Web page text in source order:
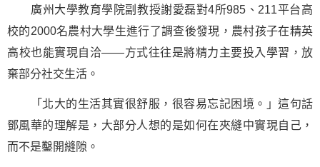
廣州大學教育學院副教授謝愛磊對4所985、211平台高
校的2000名農村大學生進行了調查後發現，農村孩子在精英
高校也能實現自洽——方式往往是將精力主要投入學習，放
棄部分社交生活。
「北大的生活其實很舒服，很容易忘記困境。」這句話
鄧風華的理解是，大部分人想的是如何在夾縫中實現自己，
而不是鑿開縫隙。